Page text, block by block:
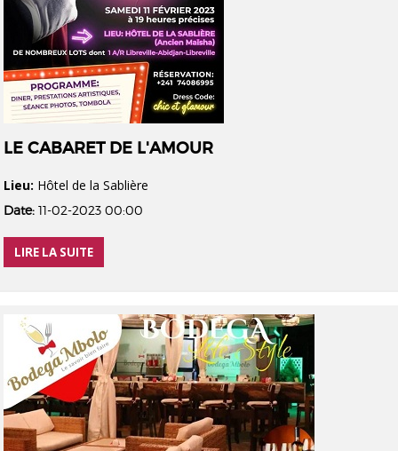
LE CABARET DE L'AMOUR
Lieu: Hôtel de la Sablière
Date: 11-02-2023 00:00
LIRE LA SUITE